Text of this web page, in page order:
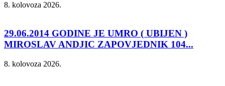
8. kolovoza 2026.
29.06.2014 GODINE JE UMRO ( UBIJEN )
MIROSLAV ANDJIC ZAPOVJEDNIK 104...
8. kolovoza 2026.